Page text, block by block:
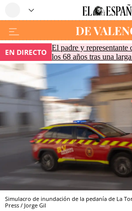
EN DIRECTO El padre y
los 68 años tras una
Simulacro de inundación de la pedanía de La
Press / Jorge Gil